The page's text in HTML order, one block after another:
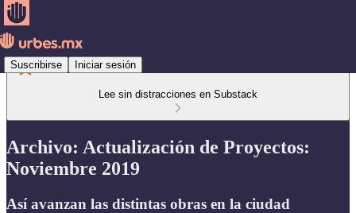
Suscribirse Iniciar sesión
Lee sin distracciones en Substack
Archivo: Actualización de Proyectos:
Noviembre 2019
Así avanzan las distintas obras en la ciudad